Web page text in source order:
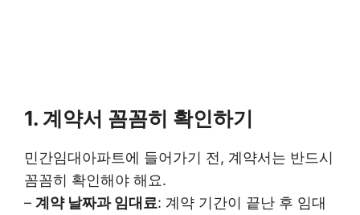
1. 계약서 꼼꼼히 확인하기
민간임대아파트에 들어가기 전, 계약서는 반드시
꼼꼼히 확인해야 해요.
– 계약 날짜과 임대료: 계약 기간이 끝난 후 임대